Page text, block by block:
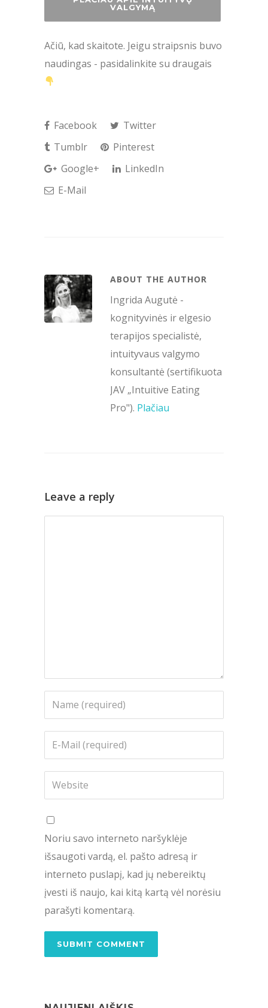
VALGYMĄ
Ačiū, kad skaitote. Jeigu straipsnis buvo
naudingas - pasidalinkite su draugais
Facebook
Twitter
Tumblr
Pinterest
Google+
LinkedIn
E-Mail
ABOUT THE AUTHOR
Ingrida Augutė -
kognityvinės ir elgesio
terapijos specialistė,
intuityvaus valgymo
konsultantė (sertifikuota
JAV „Intuitive Eating
Pro"). Plačiau
Leave a reply
Noriu savo interneto naršyklėje
išsaugoti vardą, el. pašto adresą ir
interneto puslapį, kad jų nebereiktų
įvesti iš naujo, kai kitą kartą vėl norėsiu
parašyti komentarą.